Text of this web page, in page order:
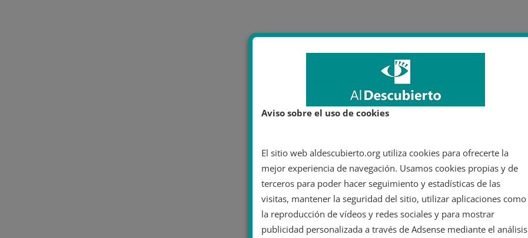
Aviso sobre el uso de cookies
El sitio web aldescubierto.org utiliza cookies para ofrecerte la
mejor experiencia de navegación. Usamos cookies propias y de
terceros para poder hacer seguimiento y estadísticas de las
visitas, mantener la seguridad del sitio, utilizar aplicaciones como
la reproducción de vídeos y redes sociales y para mostrar
publicidad personalizada a través de Adsense mediante el análisis